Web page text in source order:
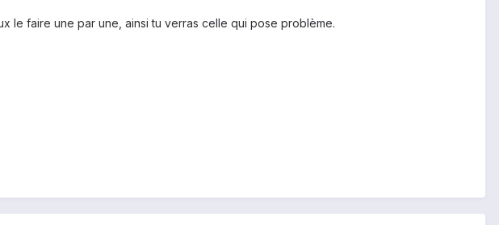
le faire une par une, ainsi tu verras celle qui pose problème.